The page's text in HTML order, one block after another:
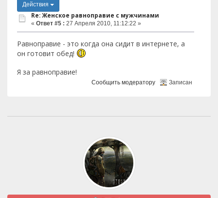
Действия
Re: Женское равноправие с мужчинами
« Ответ #5 : 27 Апреля 2010, 11:12:22 »
Равноправие - это когда она сидит в интернете, а
он готовит обед!
Я за равноправие!
Сообщить модератору Записан